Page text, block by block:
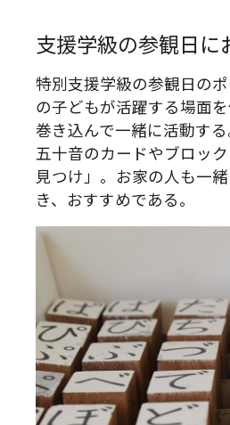
支援学級の参観日に
特別支援学級の参観日の
の子どもが活躍する場面
巻き込んで一緒に活動する
五十音のカードやブロッ
見つけ」。お家の人も一
き、おすすめである。